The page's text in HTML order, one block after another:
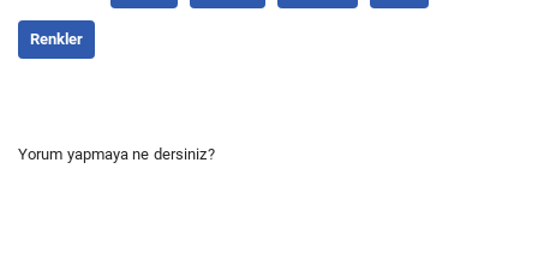
Renkler
Yorum yapmaya ne dersiniz?